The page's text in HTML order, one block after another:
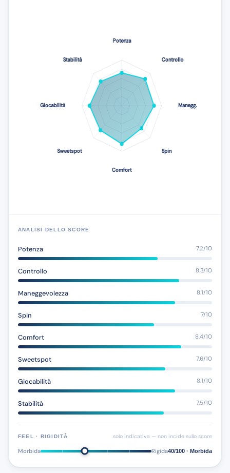
ANALISI DELLO SCORE
Potenza 7.2/10
Controllo 8.3/10
Maneggevolezza 8.1/10
Spin 7/10
Comfort 8.4/10
Sweetspot 7.6/10
Giocabilità 8.1/10
Stabilità 7.5/10
FEEL · RIGIDITÀ solo indicativa — non incide sullo score
Morbida Rigida40/100 · Morbida